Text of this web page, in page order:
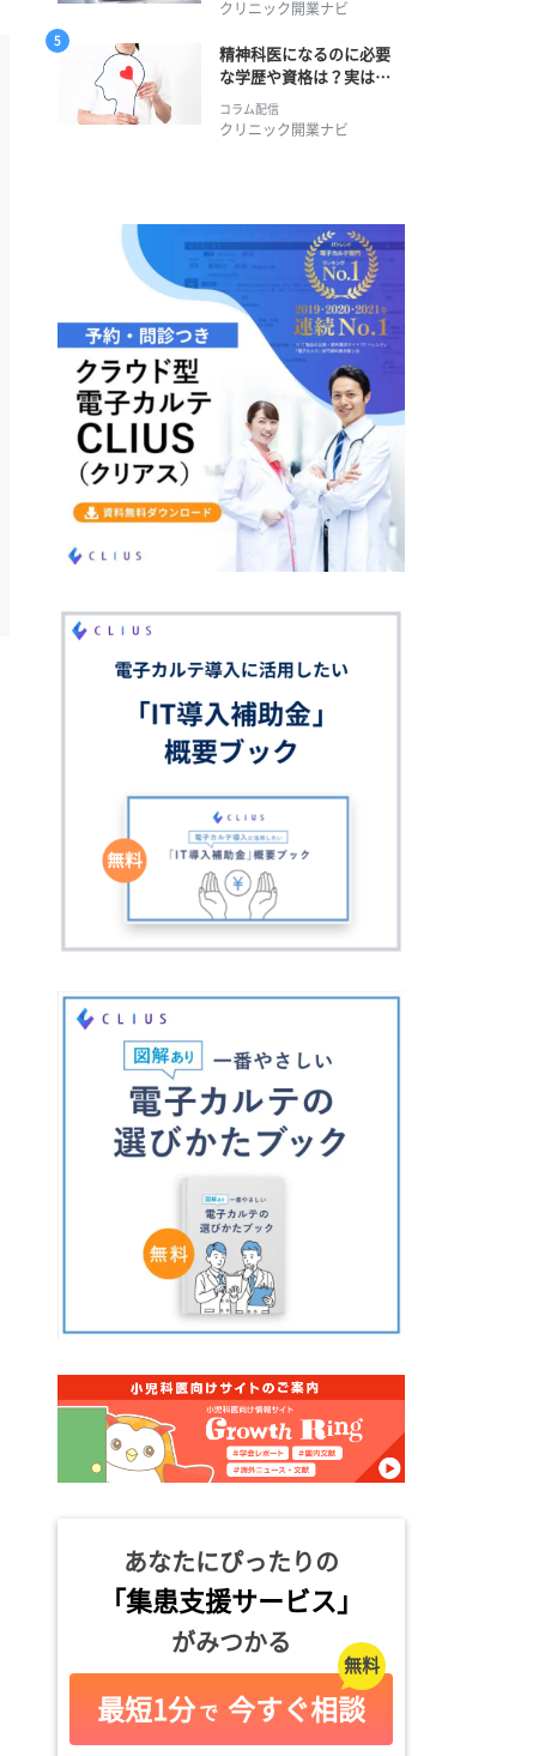
クリニック開業ナビ
精神科医になるのに必要
な学歴や資格は？実は学
士編入学からでも目指せ
る！
コラム配信
クリニック開業ナビ
あなたにぴったりの
「集患支援サービス」
がみつかる
最短1分 で 今すぐ相談